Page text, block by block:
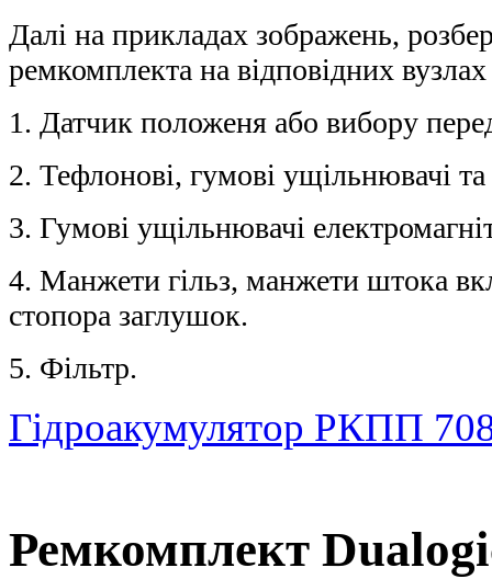
Далі на прикладах зображень,
ремкомплекта на відповідних
1. Датчик положеня або вибору
2. Тефлонові, гумові ущільнювачі
3. Гумові ущільнювачі
4. Манжети гільз, манжети штока
стопора заглушок.
5. Фільтр.
Гідроакумулятор РКПП
Ремкомплект